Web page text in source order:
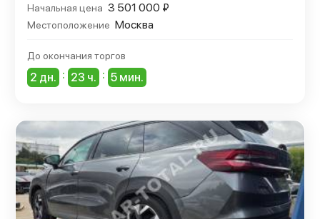
Начальная цена 3 501 000 ₽
Местоположение Москва
До окончания торгов
2 дн. : 23 ч. : 5 мин.